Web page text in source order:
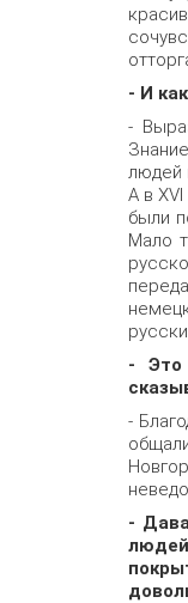
- И
-
людей
А в
были
Мало
- Это
-
-